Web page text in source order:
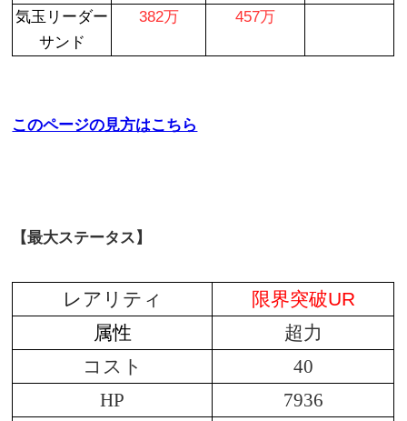
気玉リーダー
サンド
382万 457万
このページの見方はこちら
【最大ステータス】
レアリティ
限界突破UR
属性
超力
コスト
40
HP
7936